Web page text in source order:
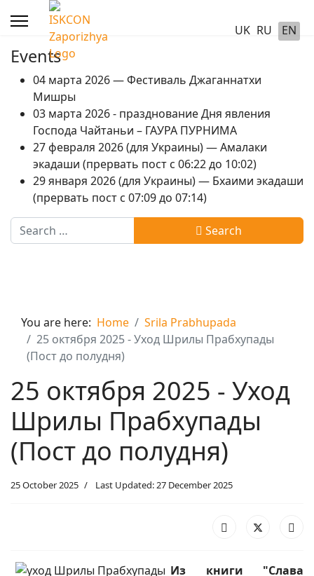
UK RU EN
Events
04 марта 2026 — Фестиваль Джаганнатхи
Мишры
03 марта 2026 - празднование Дня явления
Господа Чайтаньи – ГАУРА ПУРНИМА
27 февраля 2026 (для Украины) — Амалаки
экадаши (прервать пост с 06:22 до 10:02)
29 января 2026 (для Украины) — Бхаими экадаши
(прервать пост с 07:09 до 07:14)
Search
Search
You are here: Home
Srila Prabhupada
25 октября 2025 - Уход Шрилы Прабхупады
(Пост до полудня)
25 октября 2025 - Уход
Шрилы Прабхупады
(Пост до полудня)
25 October 2025 Last Updated: 27 December 2025
Из книги "Слава